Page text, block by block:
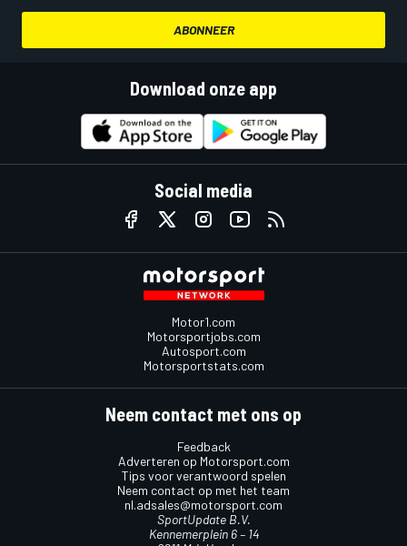
ABONNEER
Download onze app
Social media
Motor1.com
Motorsportjobs.com
Autosport.com
Motorsportstats.com
Neem contact met ons op
Feedback
Adverteren op Motorsport.com
Tips voor verantwoord spelen
Neem contact op met het team
nl.adsales@motorsport.com
SportUpdate B.V.
Kennemerplein 6 – 14